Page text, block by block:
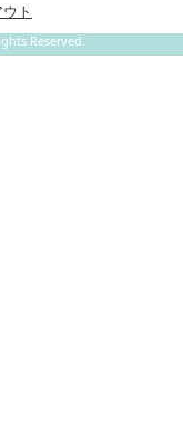
ト
Reserved.